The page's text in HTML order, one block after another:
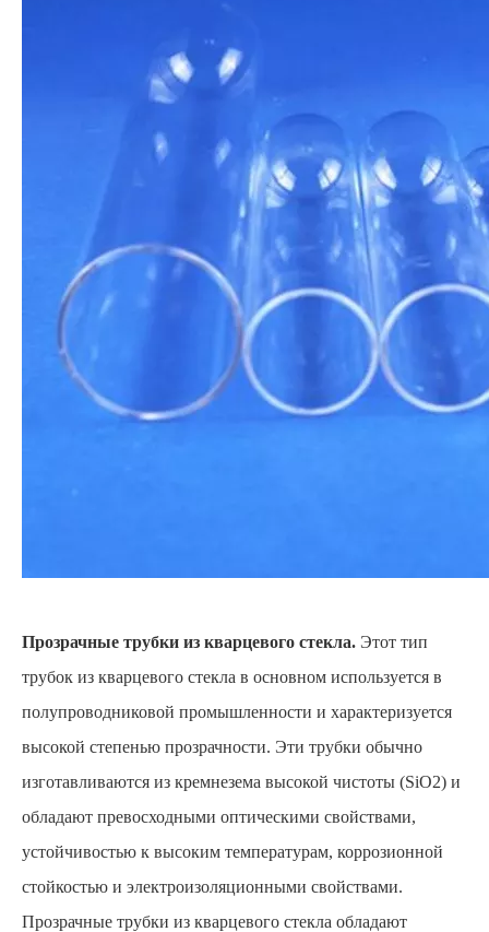
Прозрачные трубки из кварцевого стекла. Этот тип
трубок из кварцевого стекла в основном используется в
полупроводниковой промышленности и характеризуется
высокой степенью прозрачности. Эти трубки обычно
изготавливаются из кремнезема высокой чистоты (SiO2) и
обладают превосходными оптическими свойствами,
устойчивостью к высоким температурам, коррозионной
стойкостью и электроизоляционными свойствами.
Прозрачные трубки из кварцевого стекла обладают